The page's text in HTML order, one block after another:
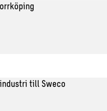
till Sweco